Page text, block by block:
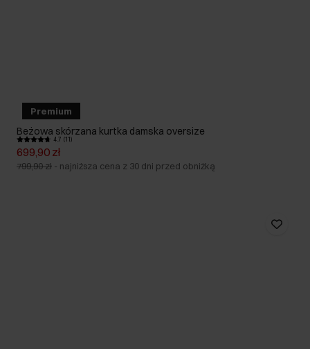
Premium
Beżowa skórzana kurtka damska oversize
4.7 (11)
699,90 zł
799,90 zł - najniższa cena z 30 dni przed obniżką